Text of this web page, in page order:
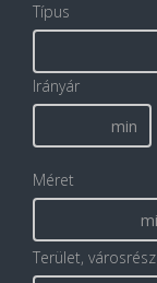
Típus
Irányár
Méret
Terület, városrész